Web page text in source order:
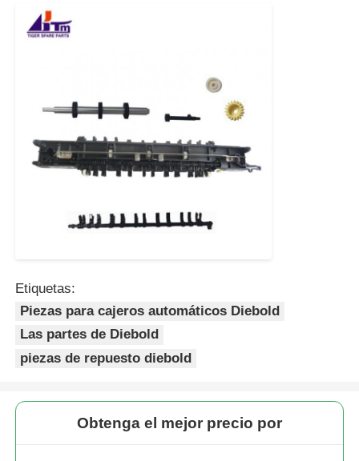
Etiquetas:
Piezas para cajeros automáticos Diebold
Las partes de Diebold
piezas de repuesto diebold
Obtenga el mejor precio por